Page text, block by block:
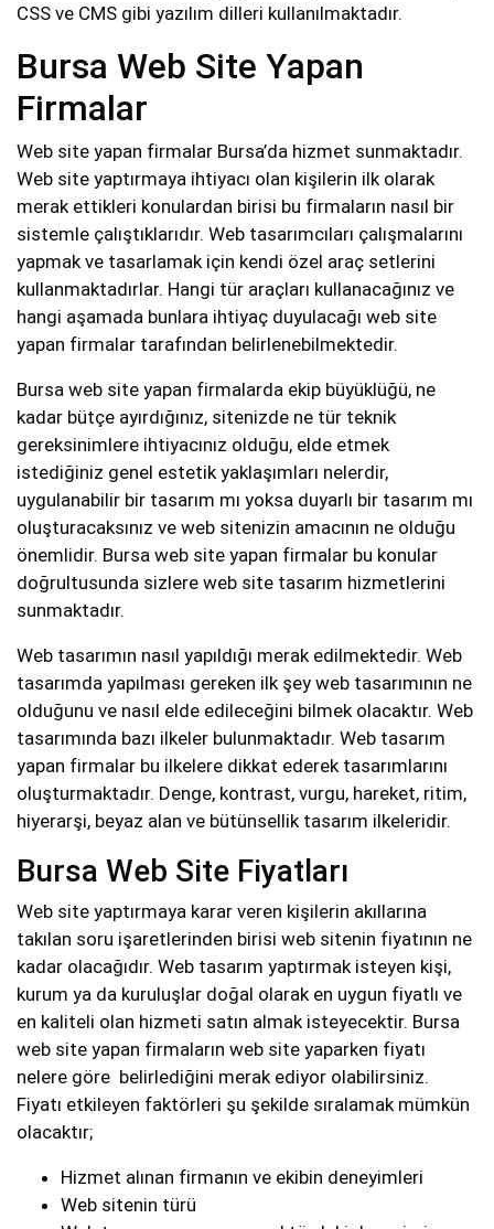
CSS ve CMS gibi yazılım dilleri kullanılmaktadır.
Bursa Web Site Yapan
Firmalar
Web site yapan firmalar Bursa’da hizmet sunmaktadır.
Web site yaptırmaya ihtiyacı olan kişilerin ilk olarak
merak ettikleri konulardan birisi bu firmaların nasıl bir
sistemle çalıştıklarıdır. Web tasarımcıları çalışmalarını
yapmak ve tasarlamak için kendi özel araç setlerini
kullanmaktadırlar. Hangi tür araçları kullanacağınız ve
hangi aşamada bunlara ihtiyaç duyulacağı web site
yapan firmalar tarafından belirlenebilmektedir.
Bursa web site yapan firmalarda ekip büyüklüğü, ne
kadar bütçe ayırdığınız, sitenizde ne tür teknik
gereksinimlere ihtiyacınız olduğu, elde etmek
istediğiniz genel estetik yaklaşımları nelerdir,
uygulanabilir bir tasarım mı yoksa duyarlı bir tasarım mı
oluşturacaksınız ve web sitenizin amacının ne olduğu
önemlidir. Bursa web site yapan firmalar bu konular
doğrultusunda sizlere web site tasarım hizmetlerini
sunmaktadır.
Web tasarımın nasıl yapıldığı merak edilmektedir. Web
tasarımda yapılması gereken ilk şey web tasarımının ne
olduğunu ve nasıl elde edileceğini bilmek olacaktır. Web
tasarımında bazı ilkeler bulunmaktadır. Web tasarım
yapan firmalar bu ilkelere dikkat ederek tasarımlarını
oluşturmaktadır. Denge, kontrast, vurgu, hareket, ritim,
hiyerarşi, beyaz alan ve bütünsellik tasarım ilkeleridir.
Bursa Web Site Fiyatları
Web site yaptırmaya karar veren kişilerin akıllarına
takılan soru işaretlerinden birisi web sitenin fiyatının ne
kadar olacağıdır. Web tasarım yaptırmak isteyen kişi,
kurum ya da kuruluşlar doğal olarak en uygun fiyatlı ve
en kaliteli olan hizmeti satın almak isteyecektir. Bursa
web site yapan firmaların web site yaparken fiyatı
nelere göre belirlediğini merak ediyor olabilirsiniz.
Fiyatı etkileyen faktörleri şu şekilde sıralamak mümkün
olacaktır;
Hizmet alınan firmanın ve ekibin deneyimleri
Web sitenin türü